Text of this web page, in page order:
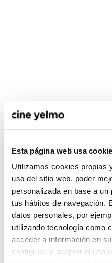
Esta página web usa
Utilizamos cookies propias
uso del sitio web, poder
personalizada en base a
tus hábitos de navegación.
datos personales, por
utilizando tecnología como
acceder a información en
configurar y aceptar el uso
:(
No